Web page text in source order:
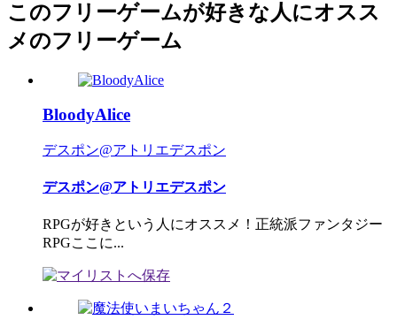
このフリーゲームが好きな人にオスス
メのフリーゲーム
BloodyAlice
デスポン@アトリエデスポン
デスポン@アトリエデスポン
RPGが好きという人にオススメ！正統派ファンタジー
RPGここに...